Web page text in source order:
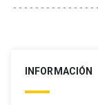
INFORMACIÓN